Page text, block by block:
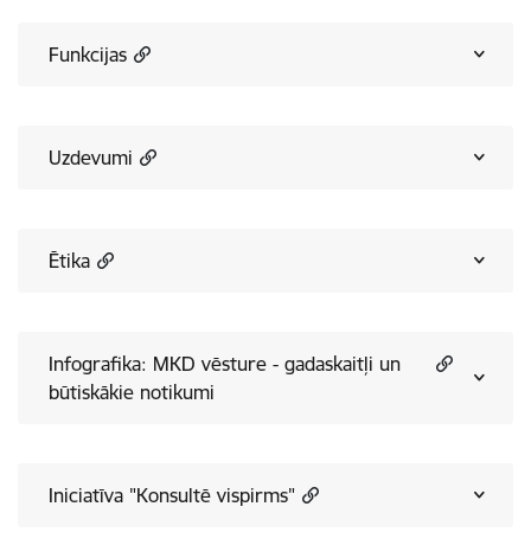
Funkcijas
Uzdevumi
Ētika
Infografika: MKD vēsture - gadaskaitļi un
būtiskākie notikumi
Iniciatīva "Konsultē vispirms"